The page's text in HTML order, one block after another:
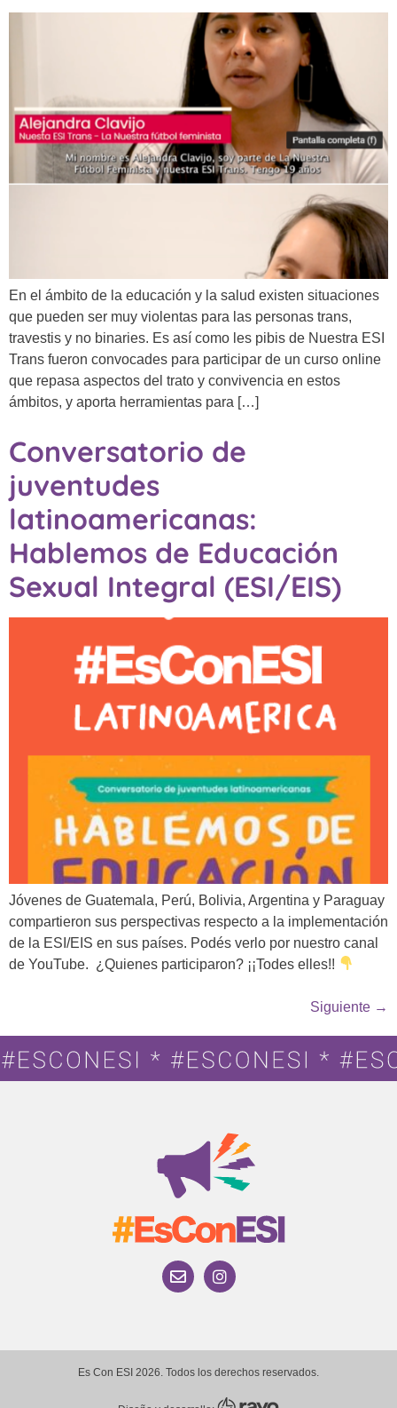
En el ámbito de la educación y la salud existen situaciones
que pueden ser muy violentas para las personas trans,
travestis y no binaries. Es así como les pibis de Nuestra ESI
Trans fueron convocades para participar de un curso online
que repasa aspectos del trato y convivencia en estos
ámbitos, y aporta herramientas para […]
Conversatorio de
juventudes
latinoamericanas:
Hablemos de Educación
Sexual Integral (ESI/EIS)
Jóvenes de Guatemala, Perú, Bolivia, Argentina y Paraguay
compartieron sus perspectivas respecto a la implementación
de la ESI/EIS en sus países. Podés verlo por nuestro canal
de YouTube. ¿Quienes participaron? ¡¡Todes elles!!
Siguiente →
Es Con ESI 2026. Todos los derechos reservados.